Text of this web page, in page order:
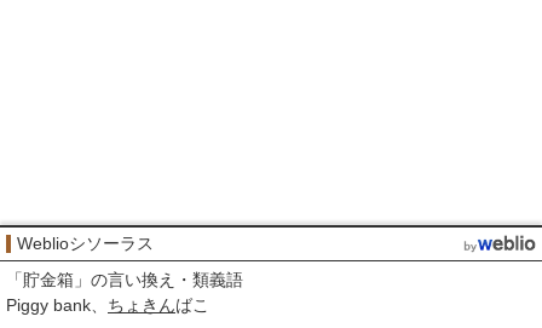
Weblioシソーラス
「貯金箱 」の言い換え・類義語
Piggy bank
ちょきんばこ